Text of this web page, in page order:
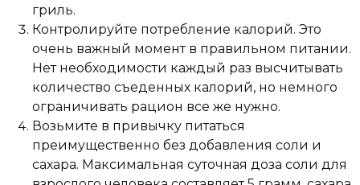
гриль.
Контролируйте потребление калорий. Это
очень важный момент в правильном питании.
Нет необходимости каждый раз высчитывать
количество съеденных калорий, но немного
ограничивать рацион все же нужно.
Возьмите в привычку питаться
преимущественно без добавления соли и
сахара. Максимальная суточная доза соли для